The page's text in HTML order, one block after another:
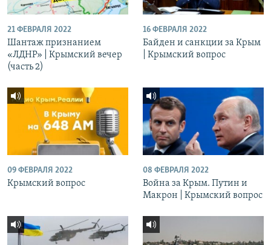
21 ФЕВРАЛЯ 2022
Шантаж признанием
«ЛДНР» | Крымский вечер
(часть 2)
16 ФЕВРАЛЯ 2022
Байден и санкции за Крым
| Крымский вопрос
09 ФЕВРАЛЯ 2022
Крымский вопрос
08 ФЕВРАЛЯ 2022
Война за Крым. Путин и
Макрон | Крымский вопрос